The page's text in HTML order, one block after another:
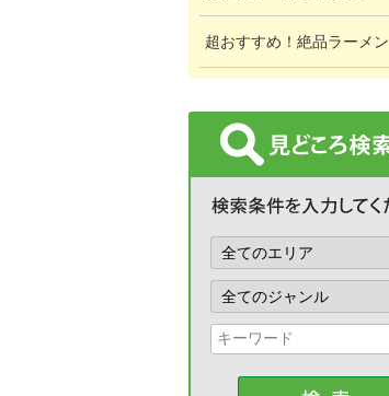
超おすすめ！絶品ラーメン